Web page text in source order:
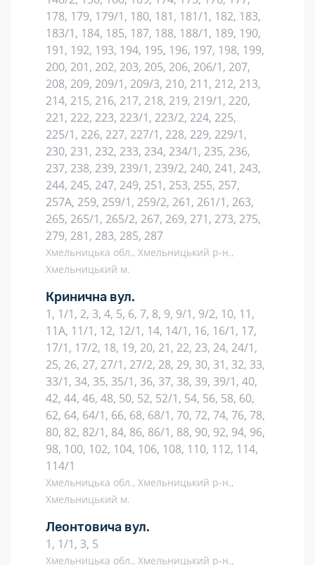
178, 179, 179/1, 180, 181, 181/1, 182, 183,
183/1, 184, 185, 187, 188, 188/1, 189, 190,
191, 192, 193, 194, 195, 196, 197, 198, 199,
200, 201, 202, 203, 205, 206, 206/1, 207,
208, 209, 209/1, 209/3, 210, 211, 212, 213,
214, 215, 216, 217, 218, 219, 219/1, 220,
221, 222, 223, 223/1, 223/2, 224, 225,
225/1, 226, 227, 227/1, 228, 229, 229/1,
230, 231, 232, 233, 234, 234/1, 235, 236,
237, 238, 239, 239/1, 239/2, 240, 241, 243,
244, 245, 247, 249, 251, 253, 255, 257,
257А, 259, 259/1, 259/2, 261, 261/1, 263,
265, 265/1, 265/2, 267, 269, 271, 273, 275,
279, 281, 283, 285, 287
Хмельницька обл., Хмельницький р-н.,
Хмельницький м.
Кринична вул.
1, 1/1, 2, 3, 4, 5, 6, 7, 8, 9, 9/1, 9/2, 10, 11,
11А, 11/1, 12, 12/1, 14, 14/1, 16, 16/1, 17,
17/1, 17/2, 18, 19, 20, 21, 22, 23, 24, 24/1,
25, 26, 27, 27/1, 27/2, 28, 29, 30, 31, 32, 33,
33/1, 34, 35, 35/1, 36, 37, 38, 39, 39/1, 40,
42, 44, 46, 48, 50, 52, 52/1, 54, 56, 58, 60,
62, 64, 64/1, 66, 68, 68/1, 70, 72, 74, 76, 78,
80, 82, 82/1, 84, 86, 86/1, 88, 90, 92, 94, 96,
98, 100, 102, 104, 106, 108, 110, 112, 114,
114/1
Хмельницька обл., Хмельницький р-н.,
Хмельницький м.
Леонтовича вул.
1, 1/1, 3, 5
Хмельницька обл., Хмельницький р-н.,